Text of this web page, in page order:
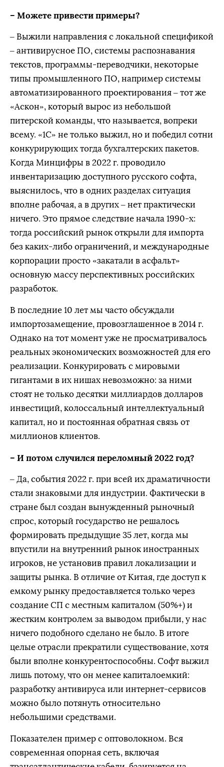
– Можете привести примеры?
– Выжили направления с локальной спецификой
– антивирусное ПО, системы распознавания
текстов, программы-переводчики, некоторые
типы промышленного ПО, например системы
автоматизированного проектирования – тот же
«Аскон», который вырос из небольшой
питерской команды, что называется, вопреки
всему. «1С» не только выжил, но и победил сотни
конкурирующих тогда бухгалтерских пакетов.
Когда Минцифры в 2022 г. проводило
инвентаризацию доступного русского софта,
выяснилось, что в одних разделах ситуация
вполне рабочая, а в других – нет практически
ничего. Это прямое следствие начала 1990-х:
тогда российский рынок открыли для импорта
без каких-либо ограничений, и международные
корпорации просто «закатали в асфальт»
основную массу перспективных российских
разработок.
В последние 10 лет мы часто обсуждали
импортозамещение, провозглашенное в 2014 г.
Однако на тот момент уже не просматривалось
реальных экономических возможностей для его
реализации. Конкурировать с мировыми
гигантами в их нишах невозможно: за ними
стоят не только десятки миллиардов долларов
инвестиций, колоссальный интеллектуальный
капитал, но и постоянная обратная связь от
миллионов клиентов.
– И потом случился переломный 2022 год?
– Да, события 2022 г. при всей их драматичности
стали знаковыми для индустрии. Фактически в
стране был создан вынужденный рыночный
спрос, который государство не решалось
формировать предыдущие 35 лет, когда мы
впустили на внутренний рынок иностранных
игроков, не установив правил локализации и
защиты рынка. В отличие от Китая, где доступ к
емкому рынку предоставляется только через
создание СП с местным капиталом (50%+) и
жестким контролем за выводом прибыли, у нас
ничего подобного сделано не было. В итоге
целые отрасли прекратили существование, хотя
были вполне конкурентоспособны. Софт выжил
лишь потому, что он менее капиталоемкий:
разработку антивируса или интернет-сервисов
можно было потянуть относительно
небольшими средствами.
Показателен пример с оптоволокном. Вся
современная опорная сеть, включая